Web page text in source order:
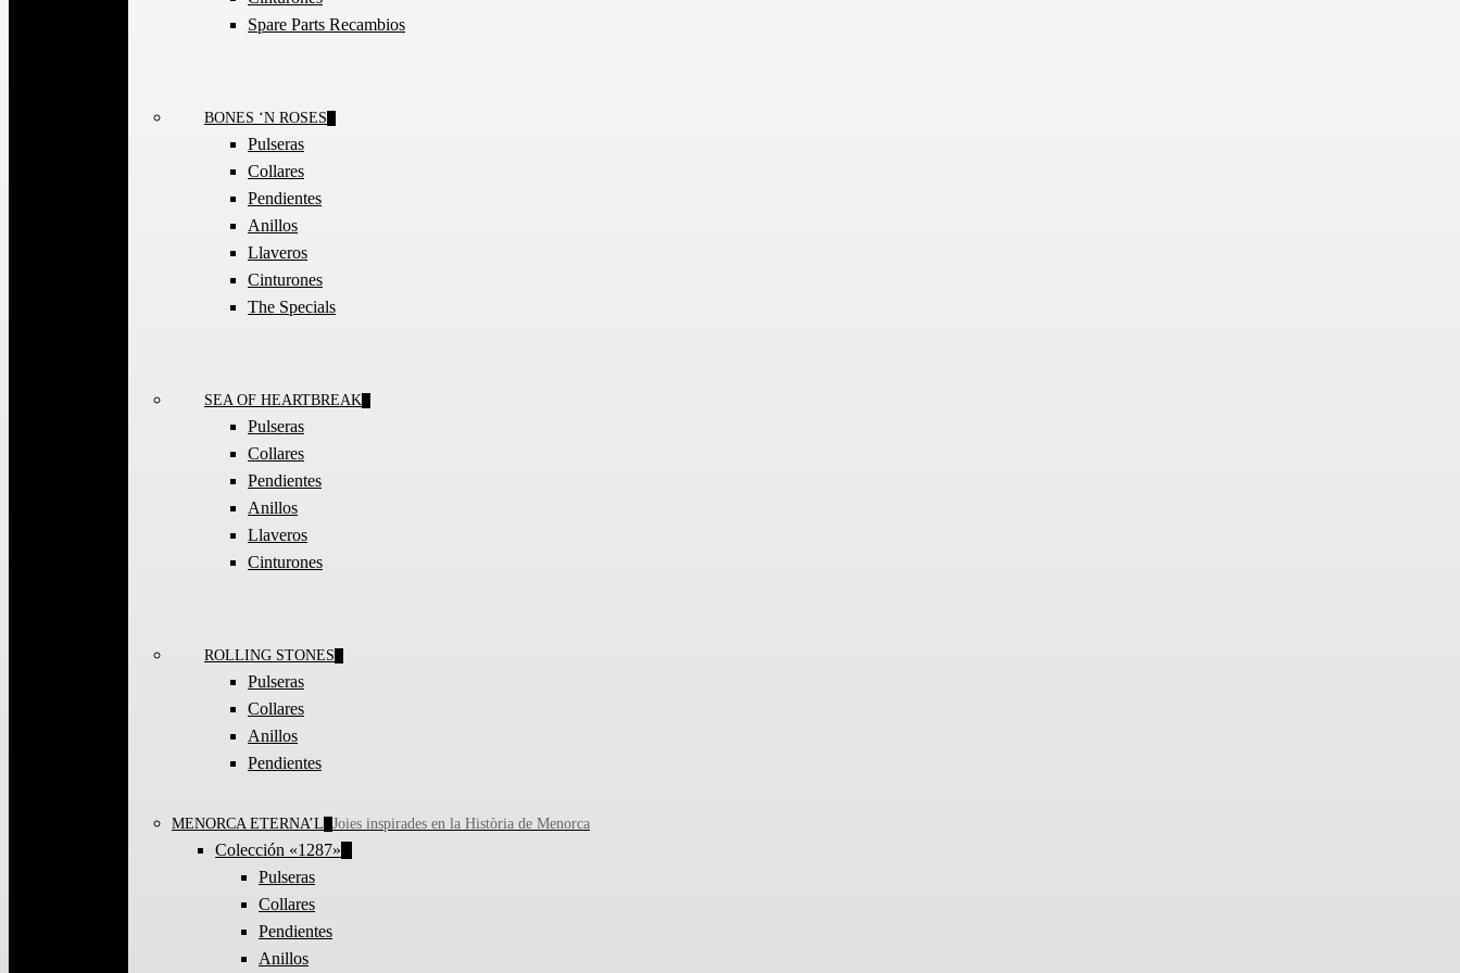
Spare Parts Recambios
BONES ‘N ROSES
Pulseras
Collares
Pendientes
Anillos
Llaveros
Cinturones
The Specials
SEA OF HEARTBREAK
Pulseras
Collares
Pendientes
Anillos
Llaveros
Cinturones
ROLLING STONES
Pulseras
Collares
Anillos
Pendientes
MENORCA ETERNA’L Joies inspirades en la Història de Menorca
Colección «1287»
Pulseras
Collares
Pendientes
Anillos